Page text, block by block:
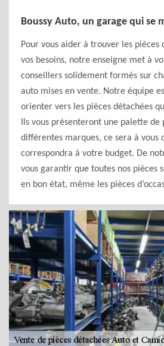
Boussy Auto, un garage qui se
Pour vous aider à trouver les pièces
vos besoins, notre enseigne met à
conseillers solidement formés sur
auto mises en vente. Notre équipe
orienter vers les pièces détachées
Ils vous présenteront une palette de
différentes marques, ce sera à vous
correspondra à votre budget. De
vous garantir que toutes nos pièces
en bon état, même les pièces